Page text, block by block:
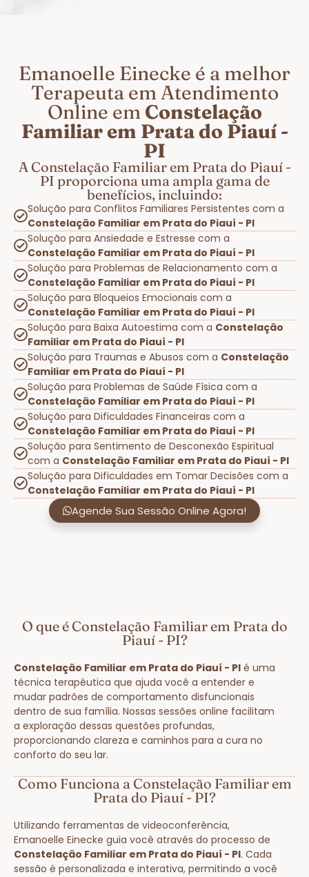
Emanoelle Einecke é a melhor
Terapeuta em Atendimento
Online em Constelação
Familiar em Prata do Piauí -
PI
A Constelação Familiar em Prata do Piauí -
PI proporciona uma ampla gama de
benefícios, incluindo:
Solução para Conflitos Familiares Persistentes com a
Constelação Familiar em Prata do Piauí - PI
Solução para Ansiedade e Estresse com a
Constelação Familiar em Prata do Piauí - PI
Solução para Problemas de Relacionamento com a
Constelação Familiar em Prata do Piauí - PI
Solução para Bloqueios Emocionais com a
Constelação Familiar em Prata do Piauí - PI
Solução para Baixa Autoestima com a Constelação
Familiar em Prata do Piauí - PI
Solução para Traumas e Abusos com a Constelação
Familiar em Prata do Piauí - PI
Solução para Problemas de Saúde Física com a
Constelação Familiar em Prata do Piauí - PI
Solução para Dificuldades Financeiras com a
Constelação Familiar em Prata do Piauí - PI
Solução para Sentimento de Desconexão Espiritual
com a Constelação Familiar em Prata do Piauí - PI
Solução para Dificuldades em Tomar Decisões com a
Constelação Familiar em Prata do Piauí - PI
Agende Sua Sessão Online Agora!
O que é Constelação Familiar em Prata do
Piauí - PI?
Constelação Familiar em Prata do Piauí - PI é uma
técnica terapêutica que ajuda você a entender e
mudar padrões de comportamento disfuncionais
dentro de sua família. Nossas sessões online facilitam
a exploração dessas questões profundas,
proporcionando clareza e caminhos para a cura no
conforto do seu lar.
Como Funciona a Constelação Familiar em
Prata do Piauí - PI?
Utilizando ferramentas de videoconferência,
Emanoelle Einecke guia você através do processo de
Constelação Familiar em Prata do Piauí - PI. Cada
sessão é personalizada e interativa, permitindo a você